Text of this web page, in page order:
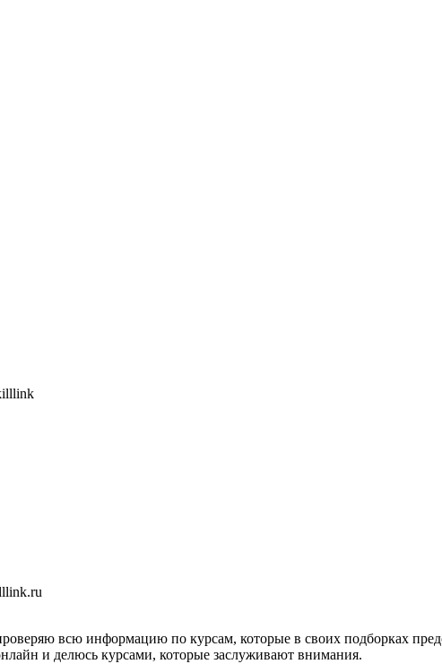
всю информацию по курсам, которые в своих подборках
и делюсь курсами, которые заслуживают внимания.